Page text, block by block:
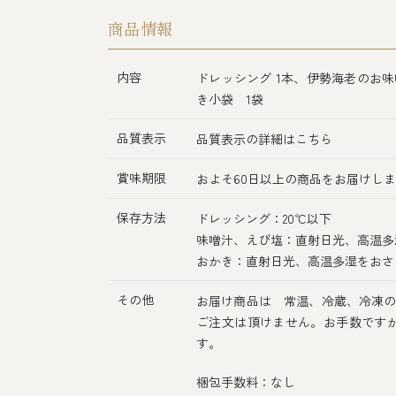
商品情報
内容
ドレッシング 1本、伊勢海老のお
き小袋 1袋
品質表示 品質表示の詳細はこちら
賞味期限 およそ60日以上の商品をお届けし
保存方法
ドレッシング：20℃以下
味噌汁、えび塩：直射日光、高温
おかき：直射日光、高温多湿をお
その他
お届け商品は 常温、冷蔵、冷凍
ご注文は頂けません。お手数です
す。
梱包手数料：なし